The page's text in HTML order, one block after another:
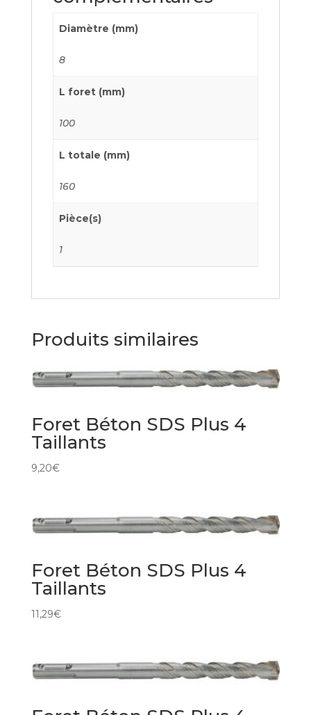
Diamètre (mm)
8
L foret (mm)
100
L totale (mm)
160
Pièce(s)
1
Produits similaires
Foret Béton SDS Plus 4
Taillants
9,20€
Foret Béton SDS Plus 4
Taillants
11,29€